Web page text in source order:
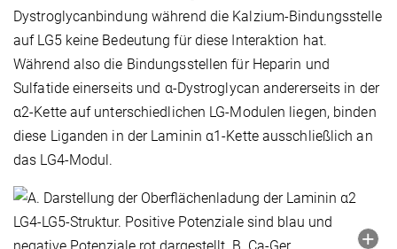
Dystroglycanbindung während die Kalzium-Bindungsstelle
auf LG5 keine Bedeutung für diese Interaktion hat.
Während also die Bindungsstellen für Heparin und
Sulfatide einerseits und α-Dystroglycan andererseits in der
α2-Kette auf unterschiedlichen LG-Modulen liegen, binden
diese Liganden in der Laminin α1-Kette ausschließlich an
das LG4-Modul.